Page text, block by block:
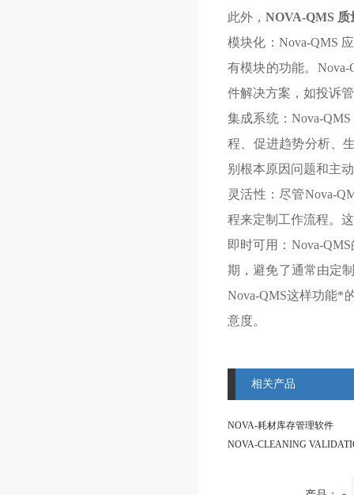
此外， NOVA-QMS
模块化：Nova-QMS
有模块的功能。
件解决方案，如投诉
集成系统：Nova-
程、促进趋势分析、
别根本原因问题和主
灵活性：尽管Nova-
程来定制工作流程。
即时可用：Nova-
期，避免了通常由定
Nova-QMS这样功能*
意度。
相关产品
NOVA-耗材库存管理软件
NOVA-CLEANING